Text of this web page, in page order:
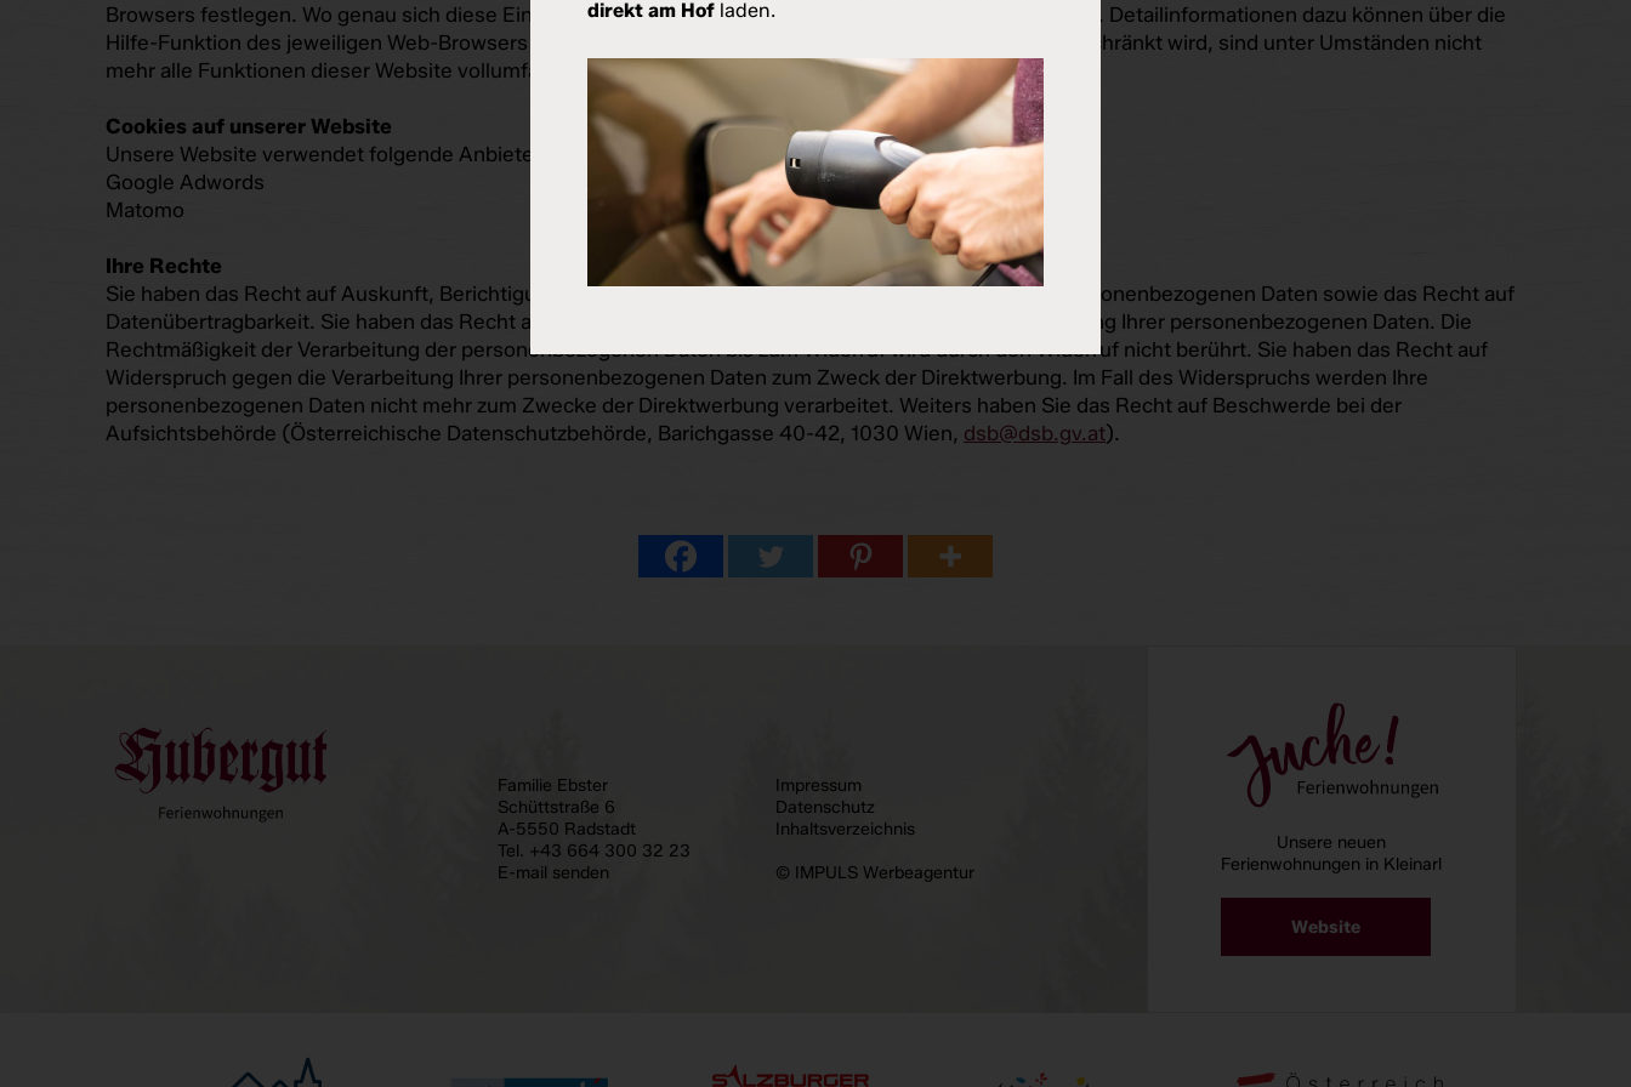
Browsers festlegen. Wo genau sich diese Einstellungen befinden, hängt vom jeweiligen Web-Browser ab. Detailinformationen dazu können über die
Hilfe-Funktion des jeweiligen Web-Browsers aufgerufen werden. Wenn die Nutzung von Cookies eingeschränkt wird, sind unter Umständen nicht
mehr alle Funktionen dieser Website vollumfänglich nutzbar.
Cookies auf unserer Website
Unsere Website verwendet folgende Anbieter:
Google Adwords
Matomo
Ihre Rechte
Sie haben das Recht auf Auskunft, Berichtigung, Löschung und Einschränkung der Verarbeitung der personenbezogenen Daten sowie das Recht auf
Datenübertragbarkeit. Sie haben das Recht auf Widerruf eventuell erteilter Einwilligungen zur Verarbeitung Ihrer personenbezogenen Daten. Die
Rechtmäßigkeit der Verarbeitung der personenbezogenen Daten bis zum Widerruf wird durch den Widerruf nicht berührt. Sie haben das Recht auf
Widerspruch gegen die Verarbeitung Ihrer personenbezogenen Daten zum Zweck der Direktwerbung. Im Fall des Widerspruchs werden Ihre
personenbezogenen Daten nicht mehr zum Zwecke der Direktwerbung verarbeitet. Weiters haben Sie das Recht auf Beschwerde bei der
Aufsichtsbehörde (Österreichische Datenschutzbehörde, Barichgasse 40-42, 1030 Wien, dsb@dsb.gv.at).
Familie Ebster
Schüttstraße 6
A-5550 Radstadt
Tel. +43 664 300 32 23
E-mail senden
Impressum
Datenschutz
Inhaltsverzeichnis
© IMPULS Werbeagentur
Unsere neuen
Ferienwohnungen in Kleinarl
Website
direkt am Hof laden.